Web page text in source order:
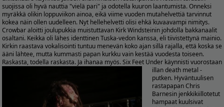
suojissa oli hyvä nauttia "vielä pari" ja odotella kuuron laantumista. Onneksi
myräkkä olikin loppuviikon ainoa, eikä viime vuoden mutahelvettiä tarvinnut
kokea näin ollen uudelleen. Nyt hellehelvetti olisi ehkä kuvaavampi nimitys.
Crowbar aloitti joulupukkia muistuttavan Kirk Windsteinin johdolla bakkanaalit
osaltani. Keikka oli lähes identtinen Tuska-vedon kanssa, eli tiivistettynä mainio.
Kirkin raastava vokalisointi tuntuu menevän koko ajan sillä rajalla, että koska se
ääni lähtee, mutta kummasti papan kurkku vain kestää vuodesta toiseen.
Raskasta, todella raskasta. Ja ihanaa myös.Six Feet Under käynnisti vuorostaan
illan death metal -
putken. Hyväntuulisen
rastapapan Chris
Barnesin jenkkikiillotetut
hampaat kuulsivat